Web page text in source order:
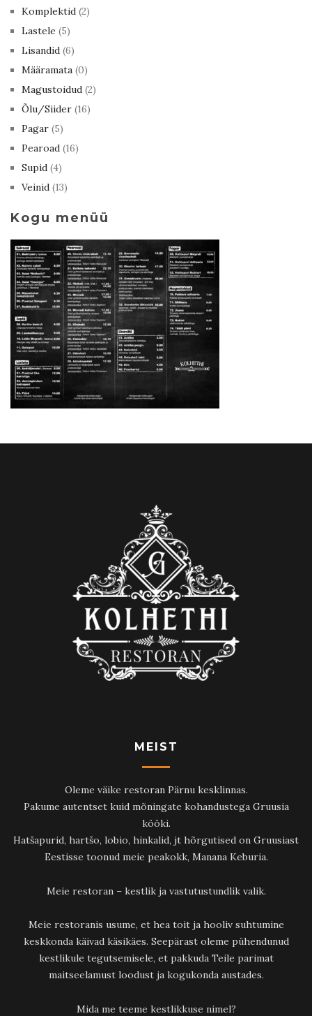
Komplektid (2)
Lastele (5)
Lisandid (6)
Määramata (0)
Magustoidud (2)
Õlu/Siider (16)
Pagar (5)
Pearoad (16)
Supid (4)
Veinid (13)
Kogu menüü
MEIST
Oleme väike restoran Pärnu kesklinnas.
Pakume autentset kuid mõningate kohandustega Gruusia
kööki.
Hatšapurid, hartšo, lobio, hinkalid, jt hõrgutised on Gruusiast
Eestisse toonud meie peakokk, Manana Keburia.
Meie restoran – kestlik ja vastutustundlik valik.
Meie restoranis usume, et hea toit ja hooliv suhtumine
keskkonda käivad käsikäes. Seepärast oleme pühendunud
kestlikule tegutsemisele, et pakkuda Teile parimat
maitseelamust loodust ja kogukonda austades.
Mida me teeme kestlikkuse nimel?